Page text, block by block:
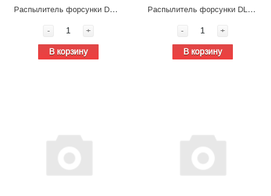
Распылитель форсунки DELPHIL204 PBA
-
+
В корзину
Распылитель форсунки DLLA155P138
-
+
В корзину